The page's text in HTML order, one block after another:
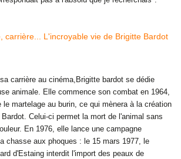
carrière au cinéma, Brigitte bardot se dédie
animale. Elle commence son combat en 1964,
martelage au burin, ce qui mènera à la création
Celui-ci permet la mort de l'animal sans
En 1976, elle lance une campagne
chasse aux phoques : le 15 mars 1977, le
d'Estaing interdit l'import des peaux de